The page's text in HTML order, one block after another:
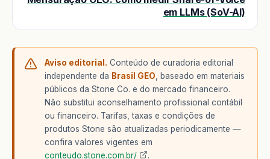
em LLMs (SoV-AI)
Aviso editorial. Conteúdo de curadoria editorial
independente da Brasil GEO , baseado em materiais
públicos da Stone Co. e do mercado financeiro.
Não substitui aconselhamento profissional contábil
ou financeiro. Tarifas, taxas e condições de
produtos Stone são atualizadas periodicamente —
confira valores vigentes em
conteudo.stone.com.br/
.